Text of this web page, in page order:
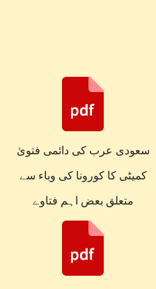
سعودی عرب کی دائمی فتویٰ
کمیٹی کا کورونا کی وباء سے
متعلق بعض اہم فتاوے